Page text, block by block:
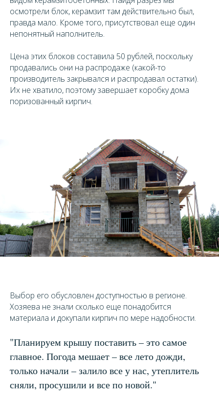
осмотрели блок, керамзит там действительно был,
правда мало. Кроме того, присутствовал еще один
непонятный наполнитель.
Цена этих блоков составила 50 рублей, поскольку
продавались они на распродаже (какой-то
производитель закрывался и распродавал остатки).
Их не хватило, поэтому завершает коробку дома
поризованный кирпич.
Выбор его обусловлен доступностью в регионе.
Хозяева не знали сколько еще понадобится
материала и докупали кирпич по мере надобности.
"Планируем крышу поставить – это самое
главное. Погода мешает – все лето дожди,
только начали – залило все у нас, утеплитель
сняли, просушили и все по новой."